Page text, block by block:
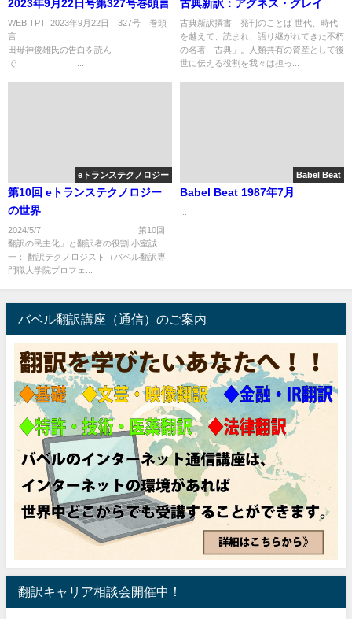
2023年9月22日号第327号巻頭言
WEB TPT 2023年9月22日 327号 巻頭
言
田母神俊雄氏の告白を読ん
で ...
古典新訳：アグネス・グレイ
古典新訳撰書 発刊のことば 世代、時代
を越えて、読まれ、語り継がれてきた不朽
の名著「古典」。人類共有の資産として後
世に伝える役割を我々は担っ...
eトランステクノロジー
第10回 eトランステクノロジー
の世界
2024/5/7 第10回
翻訳の民主化」と翻訳者の役割 小室誠
一： 翻訳テクノロジスト（バベル翻訳専
門職大学院プロフェ...
Babel Beat
Babel Beat 1987年7月
バベル翻訳講座（通信）のご案内
翻訳キャリア相談会開催中！